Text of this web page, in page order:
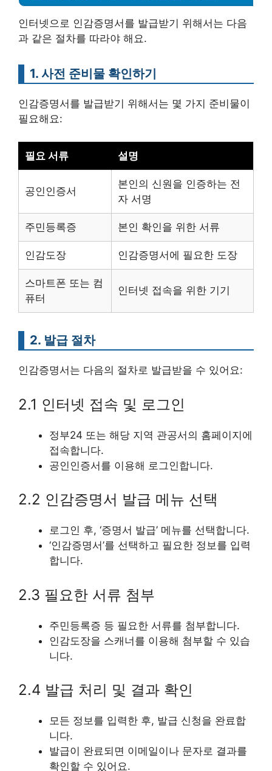
인터넷으로 인감증명서를 발급받기 위해서는 다음
과 같은 절차를 따라야 해요.
1. 사전 준비물 확인하기
인감증명서를 발급받기 위해서는 몇 가지 준비물이
필요해요:
필요 서류 설명
공인인증서
본인의 신원을 인증하는 전
자 서명
주민등록증 본인 확인을 위한 서류
인감도장 인감증명서에 필요한 도장
스마트폰 또는 컴
퓨터
인터넷 접속을 위한 기기
2. 발급 절차
인감증명서는 다음의 절차로 발급받을 수 있어요:
2.1 인터넷 접속 및 로그인
정부24 또는 해당 지역 관공서의 홈페이지에
접속합니다.
공인인증서를 이용해 로그인합니다.
2.2 인감증명서 발급 메뉴 선택
로그인 후, ‘증명서 발급’ 메뉴를 선택합니다.
‘인감증명서’를 선택하고 필요한 정보를 입력
합니다.
2.3 필요한 서류 첨부
주민등록증 등 필요한 서류를 첨부합니다.
인감도장을 스캐너를 이용해 첨부할 수 있습
니다.
2.4 발급 처리 및 결과 확인
모든 정보를 입력한 후, 발급 신청을 완료합
니다.
발급이 완료되면 이메일이나 문자로 결과를
확인할 수 있어요.